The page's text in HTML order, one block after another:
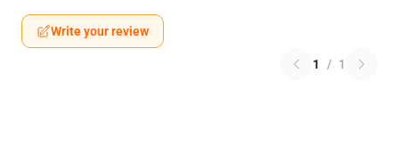
Write your review
1 / 1